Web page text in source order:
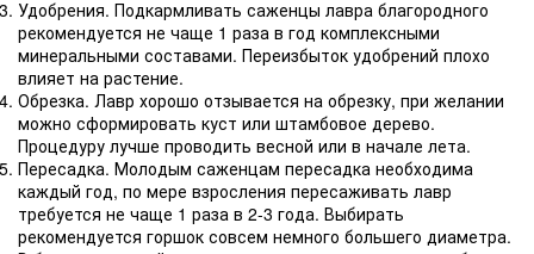
Удобрения. Подкармливать саженцы лавра благородного
рекомендуется не чаще 1 раза в год комплексными
минеральными составами. Переизбыток удобрений плохо
влияет на растение.
Обрезка. Лавр хорошо отзывается на обрезку, при желании
можно сформировать куст или штамбовое дерево.
Процедуру лучше проводить весной или в начале лета.
Пересадка. Молодым саженцам пересадка необходима
каждый год, по мере взросления пересаживать лавр
требуется не чаще 1 раза в 2-3 года. Выбирать
рекомендуется горшок совсем немного большего диаметра.